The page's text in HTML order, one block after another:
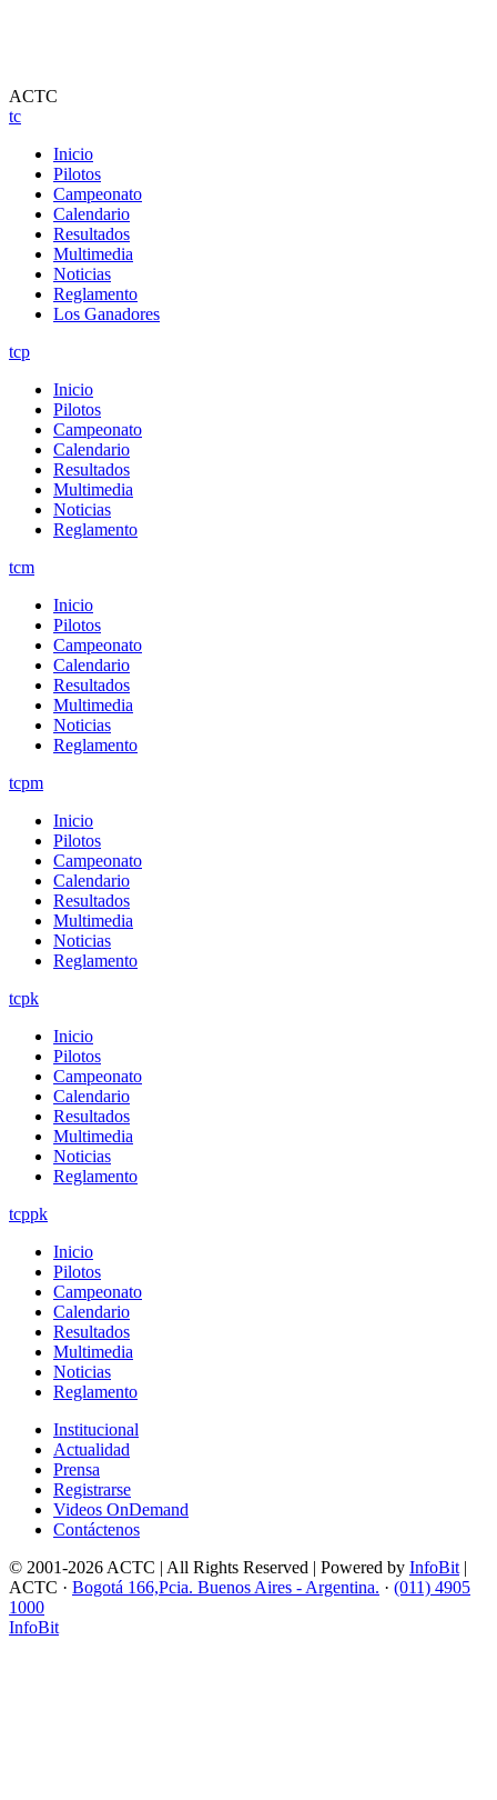
ACTC
tc
Inicio
Pilotos
Campeonato
Calendario
Resultados
Multimedia
Noticias
Reglamento
Los Ganadores
tcp
Inicio
Pilotos
Campeonato
Calendario
Resultados
Multimedia
Noticias
Reglamento
tcm
Inicio
Pilotos
Campeonato
Calendario
Resultados
Multimedia
Noticias
Reglamento
tcpm
Inicio
Pilotos
Campeonato
Calendario
Resultados
Multimedia
Noticias
Reglamento
tcpk
Inicio
Pilotos
Campeonato
Calendario
Resultados
Multimedia
Noticias
Reglamento
tcppk
Inicio
Pilotos
Campeonato
Calendario
Resultados
Multimedia
Noticias
Reglamento
Institucional
Actualidad
Prensa
Registrarse
Videos OnDemand
Contáctenos
© 2001-2026 ACTC | All Rights Reserved | Powered by InfoBit |
ACTC · Bogotá 166,Pcia. Buenos Aires - Argentina. · (011) 4905
1000
InfoBit